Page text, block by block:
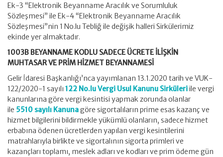
Ek-3 “Elektronik Beyanname Aracılık ve Sorumluluk
Sözleşmesi” ile Ek-4 “Elektronik Beyanname Aracılık
Sözleşmesi”nin 1 No.lu Tebliğ ile değişik halleri Sirkülerimiz
ekinde yer almaktadır.
1003B BEYANNAME KODLU SADECE ÜCRETE İLİŞKİN
MUHTASAR VE PRİM HİZMET BEYANNAMESİ
Gelir İdaresi Başkanlığı’nca yayımlanan 13.1.2020 tarih ve VUK-
122/2020-1 sayılı 122 No.lu Vergi Usul Kanunu Sirküleriile vergi
kanunlarına göre vergi kesintisi yapmak zorunda olanlar
ile 5510 sayılı Kanunagöre sigortalıların prime esas kazanç ve
hizmet bilgilerini bildirmekle yükümlü olanların, sadece hizmet
erbabına ödenen ücretlerden yapılan vergi kesintilerini
matrahlarıyla birlikte ve sigortalının sigorta primleri ve
kazançları toplamı, meslek adları ve kodları ve prim ödeme gün